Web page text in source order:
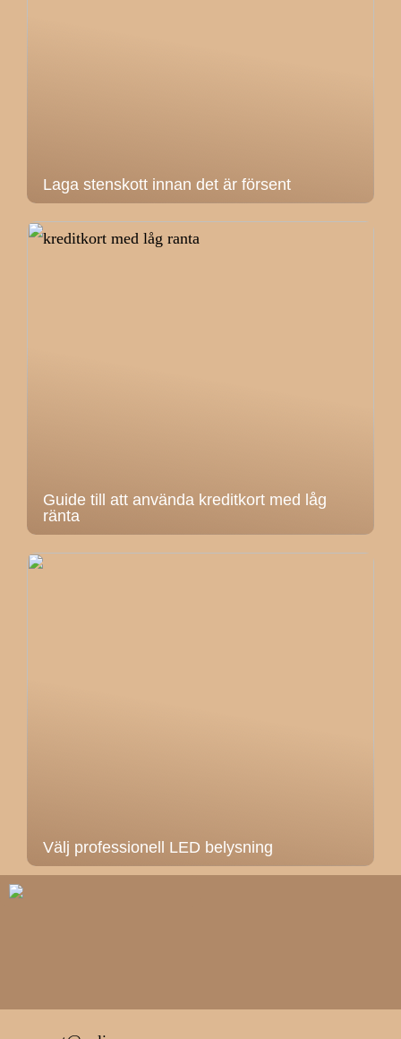
Laga stenskott innan det är försent
Guide till att använda kreditkort med låg
ränta
Välj professionell LED belysning